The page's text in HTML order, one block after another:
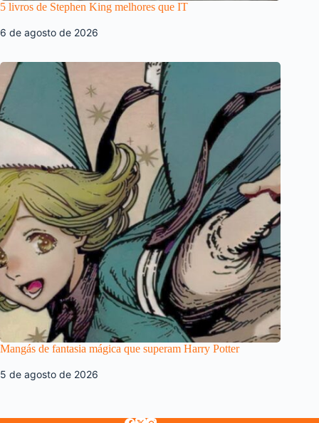
5 livros de Stephen King melhores que IT
6 de agosto de 2026
Mangás de fantasia mágica que superam Harry Potter
5 de agosto de 2026